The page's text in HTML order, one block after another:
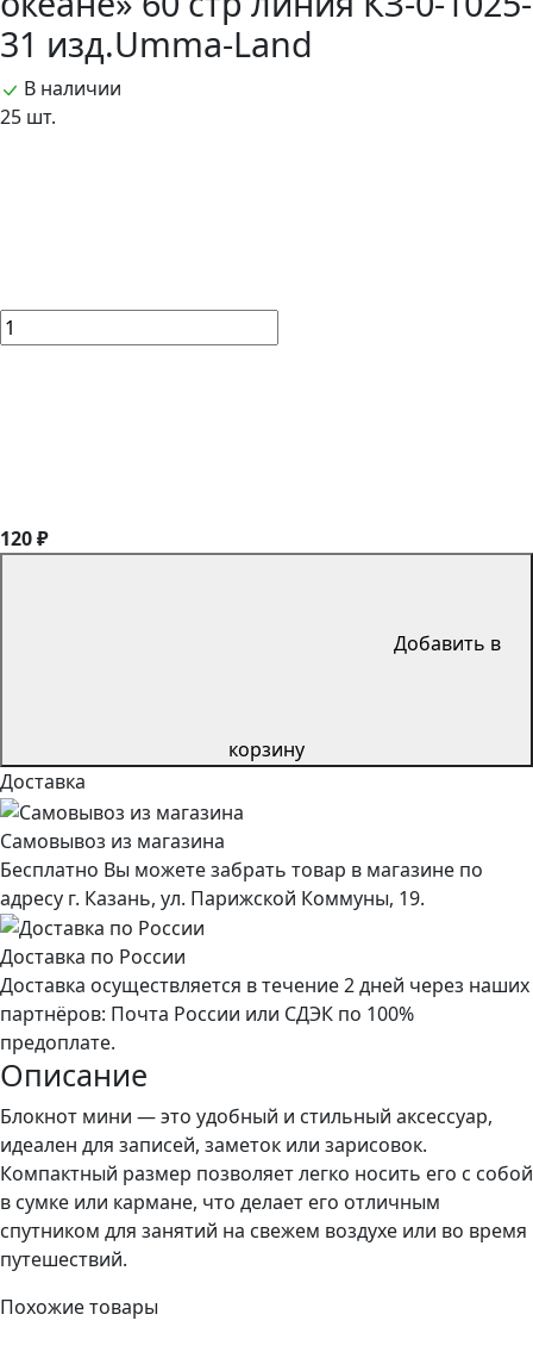
31 изд.Umma-Land
В наличии
25 шт.
120 ₽
Добавить в
корзину
Доставка
Самовывоз из магазина
Бесплатно Вы можете забрать товар в магазине по
адресу г. Казань, ул. Парижской Коммуны, 19.
Доставка по России
Доставка осуществляется в течение 2 дней через наших
партнёров: Почта России или СДЭК по 100%
предоплате.
Описание
Блокнот мини — это удобный и стильный аксессуар,
идеален для записей, заметок или зарисовок.
Компактный размер позволяет легко носить его с собой
в сумке или кармане, что делает его отличным
спутником для занятий на свежем воздухе или во время
путешествий.
Похожие товары